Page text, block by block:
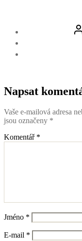
Napsat
Vaše e-mailová adresa
jsou označeny *
Komentář *
Jméno *
E-mail *